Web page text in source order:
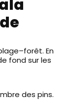
En
fond sur les
des pins.